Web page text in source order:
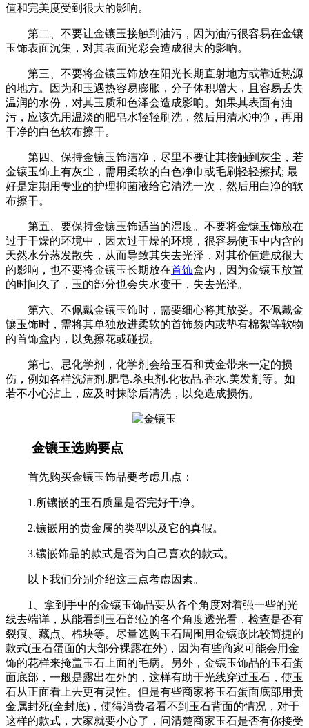
值和完美度受到很大的影响。
第二、不要让金镶玉接触到油污，因为油污很容易在金镶
玉饰表面沉集，对其表面光彩会造成很大的影响。
第三、不要将金镶玉饰放在阳光长期直射地方或靠近热源
的地方。因为和玉遇热容易膨胀，分子体积增大，且容易丢失
温润的水份，对其玉质和色泽会造成影响。如果其表面有油
污，应该先用温淡的肥皂水轻轻刷洗，然后用清水冲净，再用
干净的白色软布擦干。
第四、保持金镶玉饰洁净，尽里不要让其接触到灰尘，若
金镶玉饰上有灰尘，需用柔软的白色净巾或毛刷轻轻擦拭; 最
好是定期用专业的护理抑菌液给它清洗一次，然后用白净的软
布擦干。
第五、要保持金镶玉饰适当的湿度。不要将金镶玉饰放在
过于干燥的环境中，因太过干燥的环境，很容易使玉中内含的
天然水分蒸发散失，从而导致其失去光泽，对其价值造成很大
的影响，也不要将金镶玉长期放在首饰盒内，因为金镶玉放置
的时间久了，玉的部分也会失水变干，失去光泽。
第六、不佩戴金镶玉饰时，需要细心将其放妥。不佩戴金
镶玉饰时，需将其单独放进柔软的首饰袋内或垫有棉絮等软物
的首饰盒内，以免擦花或碰损。
第七、忌化学剂，化学剂会给玉石和黄金带来一定的损
伤，例如各样洗洁剂.肥皂.杀虫剂.化妆品.香水.美发剂等。如
若不小心沾上，应及时抹除后清洗，以免造成损伤。
金镶玉选购要点
首先购买金镶玉饰品要考虑几点：
1.所镶嵌的玉石质量是否完好干净。
2.镶嵌用的贵金属的类型以及它的真假。
3.镶嵌饰品的款式是否为自己喜欢的款式。
以下我们分别介绍这三点考虑因素。
1、拿到手中的金镶玉饰品要从各个角度对着强一些的光
线去端详，从能看到玉石部位的各个角度透光看，检查是否有
裂痕、藏点、棉块等。尽量选购玉石周围用金镶嵌比较简捷的
款式(玉石蛋面的大部分裸露在外)，因为有些商家可能会用金
饰的花样来掩盖玉石上面的毛病。另外，金镶玉饰品的玉石蛋
面底部，一般是露出在外的，这样有助于光线穿过玉石，使玉
石从正面看上去更有灵性。但是有些商家将玉石蛋面底部用贵
金属封死(全封底)，使得消费者看不到玉石背面的情况，对于
这样的款式，大家就要小心了，问清楚商家玉石是否有你接受